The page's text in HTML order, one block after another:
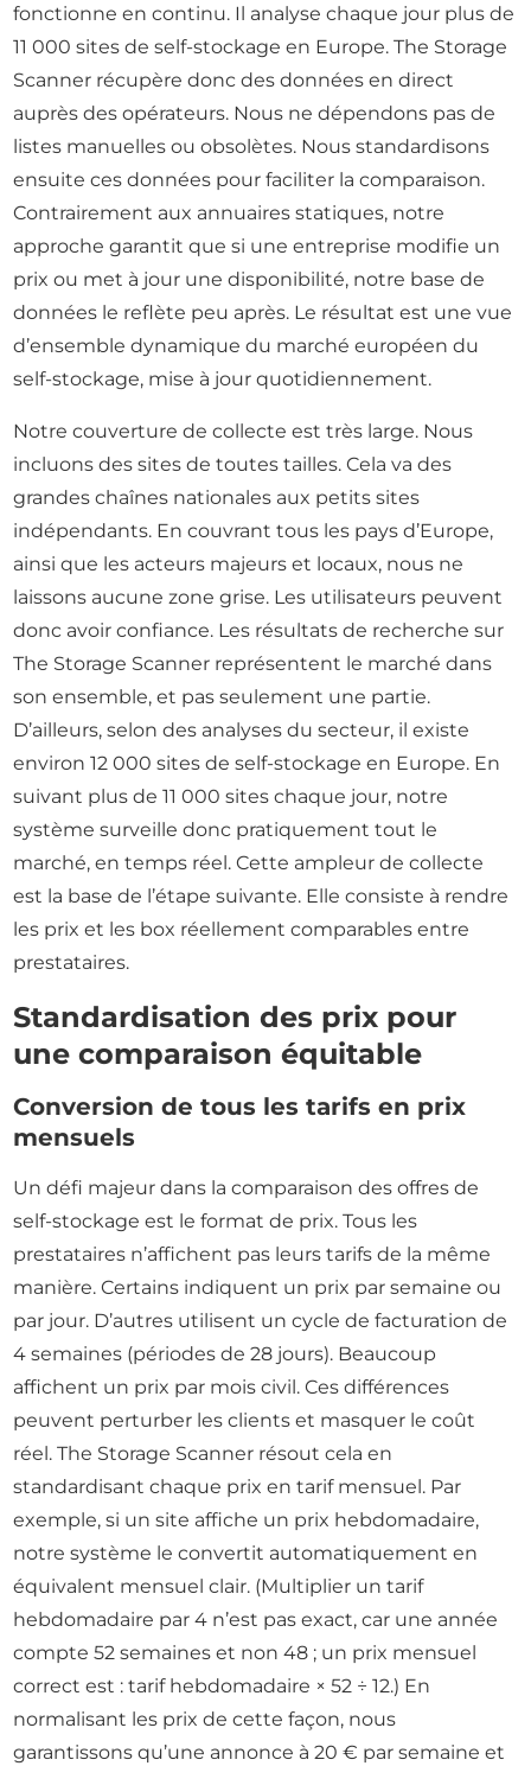
fonctionne en continu. Il analyse chaque jour plus de
11 000 sites de self-stockage en Europe. The Storage
Scanner récupère donc des données en direct
auprès des opérateurs. Nous ne dépendons pas de
listes manuelles ou obsolètes. Nous standardisons
ensuite ces données pour faciliter la comparaison.
Contrairement aux annuaires statiques, notre
approche garantit que si une entreprise modifie un
prix ou met à jour une disponibilité, notre base de
données le reflète peu après. Le résultat est une vue
d’ensemble dynamique du marché européen du
self-stockage, mise à jour quotidiennement.
Notre couverture de collecte est très large. Nous
incluons des sites de toutes tailles. Cela va des
grandes chaînes nationales aux petits sites
indépendants. En couvrant tous les pays d’Europe,
ainsi que les acteurs majeurs et locaux, nous ne
laissons aucune zone grise. Les utilisateurs peuvent
donc avoir confiance. Les résultats de recherche sur
The Storage Scanner représentent le marché dans
son ensemble, et pas seulement une partie.
D’ailleurs, selon des analyses du secteur, il existe
environ 12 000 sites de self-stockage en Europe. En
suivant plus de 11 000 sites chaque jour, notre
système surveille donc pratiquement tout le
marché, en temps réel. Cette ampleur de collecte
est la base de l’étape suivante. Elle consiste à rendre
les prix et les box réellement comparables entre
prestataires.
Standardisation des prix pour
une comparaison équitable
Conversion de tous les tarifs en prix
mensuels
Un défi majeur dans la comparaison des offres de
self-stockage est le format de prix. Tous les
prestataires n’affichent pas leurs tarifs de la même
manière. Certains indiquent un prix par semaine ou
par jour. D’autres utilisent un cycle de facturation de
4 semaines (périodes de 28 jours). Beaucoup
affichent un prix par mois civil. Ces différences
peuvent perturber les clients et masquer le coût
réel. The Storage Scanner résout cela en
standardisant chaque prix en tarif mensuel. Par
exemple, si un site affiche un prix hebdomadaire,
notre système le convertit automatiquement en
équivalent mensuel clair. (Multiplier un tarif
hebdomadaire par 4 n’est pas exact, car une année
compte 52 semaines et non 48 ; un prix mensuel
correct est : tarif hebdomadaire × 52 ÷ 12.) En
normalisant les prix de cette façon, nous
garantissons qu’une annonce à 20 € par semaine et